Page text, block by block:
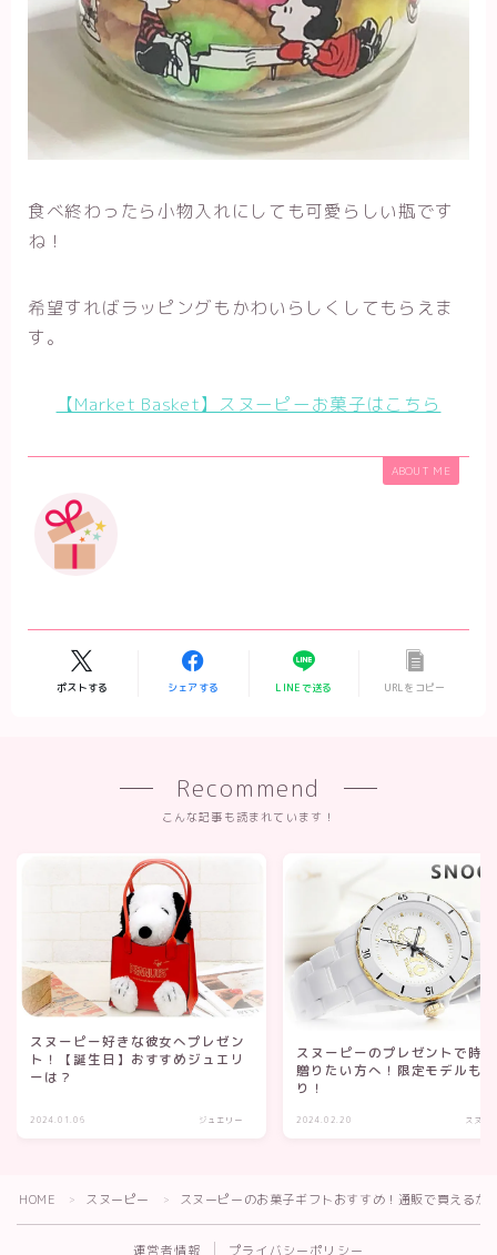
食べ終わったら小物入れにしても可愛らしい瓶です
ね！
希望すればラッピングもかわいらしくしてもらえま
す。
【Market Basket】スヌーピーお菓子はこちら
ABOUT ME
ポストする シェアする LINEで送る URLをコピー
Recommend
こんな記事も読まれています！
スヌーピー好きな彼女へプレゼン
ト！【誕生日】おすすめジュエリ
ーは？
2024.01.06 ジュエリー
スヌーピーのプレゼントで時
贈りたい方へ！限定モデルもあ
り！
2024.02.20 スヌー
HOME ＞ スヌーピー ＞ スヌーピーのお菓子ギフトおすすめ！通販で買えるか
運営者情報 プライバシーポリシー